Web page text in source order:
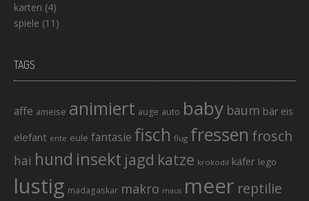
karten (4)
spiele (11)
TAGS
affe ameise animiert auge auto baby baum bär eis
elefant ente eule fantasie fisch flug fressen frosch
hai hund insekt jagd katze krokodil käfer lego
lustig madagaskar makro maus meer reptilie